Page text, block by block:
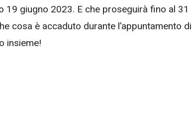
giugno 2023. E che proseguirà fino al 31
cosa è accaduto durante l’appuntamento di
insieme!